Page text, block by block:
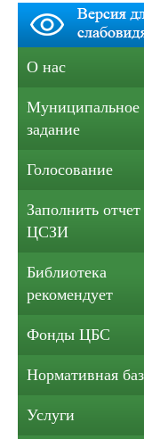
О нас
Муниципальное
задание
Голосование
Заполнить отчет
ЦСЗИ
Библиотека
рекомендует
Фонды ЦБС
Нормативная
Услуги